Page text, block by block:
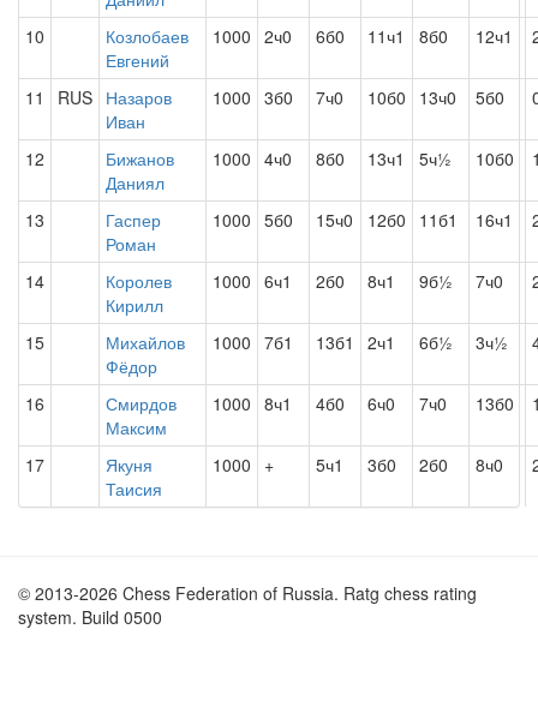
10
Козлобаев
Евгений
1000 2ч0 6б0 11ч1 8б0 12ч1
11 RUS Назаров
Иван
1000 3б0 7ч0 10б0 13ч0 5б0
12
Бижанов
Даниял
1000 4ч0 8б0 13ч1 5ч½ 10б0
13
Гаспер
Роман
1000 5б0 15ч0 12б0 11б1 16ч1
14
Королев
Кирилл
1000 6ч1 2б0 8ч1 9б½ 7ч0
15
Михайлов
Фёдор
1000 7б1 13б1 2ч1 6б½ 3ч½
16
Смирдов
Максим
1000 8ч1 4б0 6ч0 7ч0 13б0
17
Якуня
Таисия
1000 + 5ч1 3б0 2б0 8ч0
© 2013-2026 Chess Federation of Russia. Ratg chess rating
system. Build 0500